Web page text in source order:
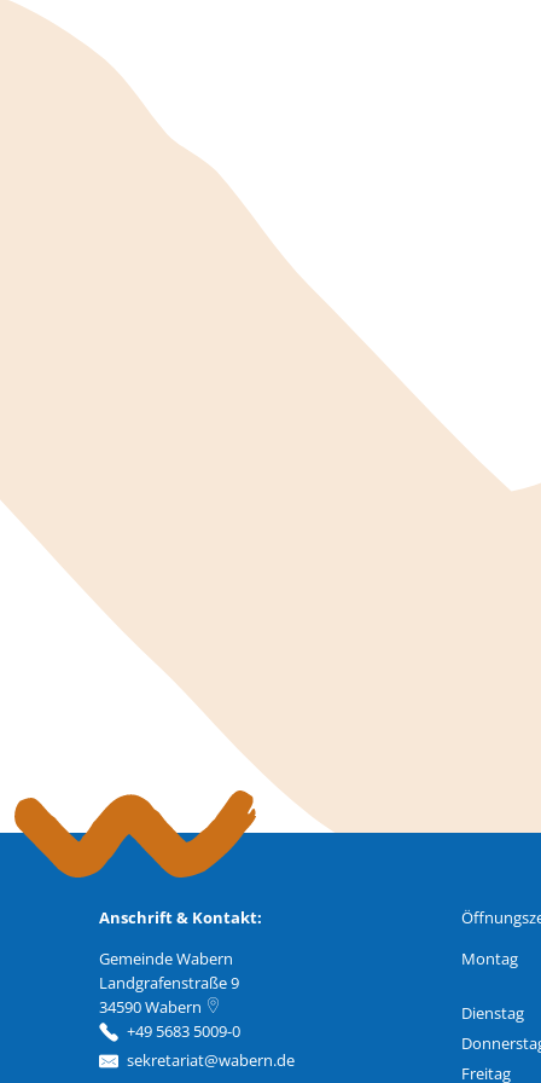
Anschrift & Kontakt:
Gemeinde Wabern
Landgrafenstraße 9
34590Wabern
+49 5683 5009-0
sekretariat@wabern.de
Montag
Dienstag
Freitag